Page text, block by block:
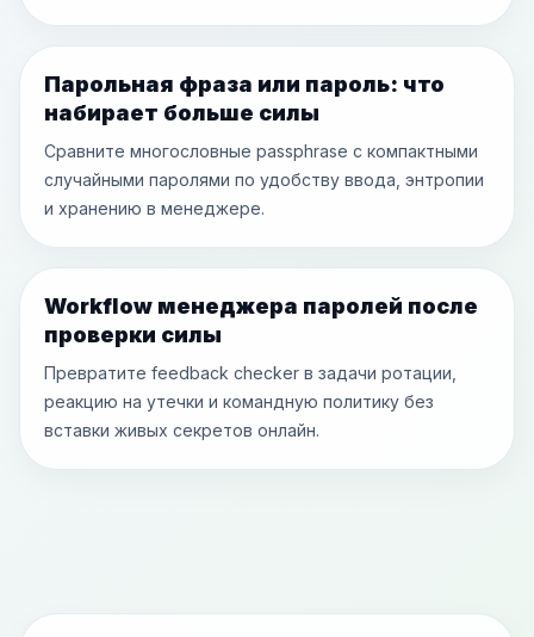
Парольная фраза или пароль: что
набирает больше силы
Сравните многословные passphrase с компактными
случайными паролями по удобству ввода, энтропии
и хранению в менеджере.
Workflow менеджера паролей после
проверки силы
Превратите feedback checker в задачи ротации,
реакцию на утечки и командную политику без
вставки живых секретов онлайн.